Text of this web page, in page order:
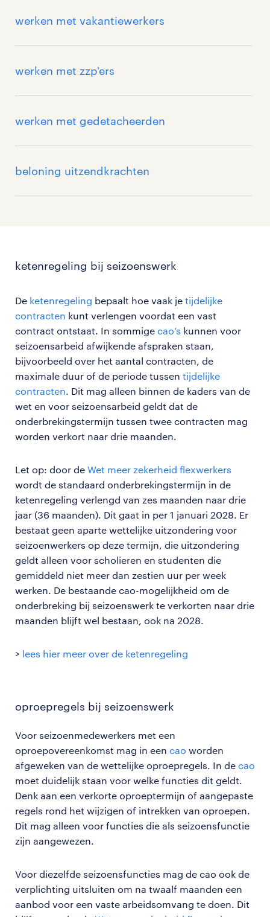
werken met vakantiewerkers
werken met zzp'ers
werken met gedetacheerden
beloning uitzendkrachten
ketenregeling bij seizoenswerk
De ketenregeling bepaalt hoe vaak je tijdelijke
contracten kunt verlengen voordat een vast
contract ontstaat. In sommige cao’s kunnen voor
seizoensarbeid afwijkende afspraken staan,
bijvoorbeeld over het aantal contracten, de
maximale duur of de periode tussen tijdelijke
contracten. Dit mag alleen binnen de kaders van de
wet en voor seizoensarbeid geldt dat de
onderbrekingstermijn tussen twee contracten mag
worden verkort naar drie maanden.
Let op: door de Wet meer zekerheid flexwerkers
wordt de standaard onderbrekingstermijn in de
ketenregeling verlengd van zes maanden naar drie
jaar (36 maanden). Dit gaat in per 1 januari 2028. Er
bestaat geen aparte wettelijke uitzondering voor
seizoenwerkers op deze termijn, die uitzondering
geldt alleen voor scholieren en studenten die
gemiddeld niet meer dan zestien uur per week
werken. De bestaande cao-mogelijkheid om de
onderbreking bij seizoenswerk te verkorten naar drie
maanden blijft wel bestaan, ook na 2028.
> lees hier meer over de ketenregeling
oproepregels bij seizoenswerk
Voor seizoenmedewerkers met een
oproepovereenkomst mag in een cao worden
afgeweken van de wettelijke oproepregels. In de cao
moet duidelijk staan voor welke functies dit geldt.
Denk aan een verkorte oproeptermijn of aangepaste
regels rond het wijzigen of intrekken van oproepen.
Dit mag alleen voor functies die als seizoensfunctie
zijn aangewezen.
Voor diezelfde seizoensfuncties mag de cao ook de
verplichting uitsluiten om na twaalf maanden een
aanbod voor een vaste arbeidsomvang te doen. Dit